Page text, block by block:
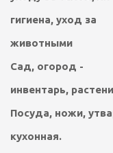
контейнеры
гигиена, уход за
животными
Сад, огород -
инвентарь,
Посуда, ножи,
кухонная.